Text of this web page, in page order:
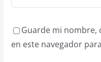
Guarde mi nombre,
en este navegador